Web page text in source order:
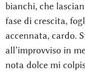
bianchi, che
fase di crescita,
accennata, cardo.
all’improvviso in
nota dolce mi